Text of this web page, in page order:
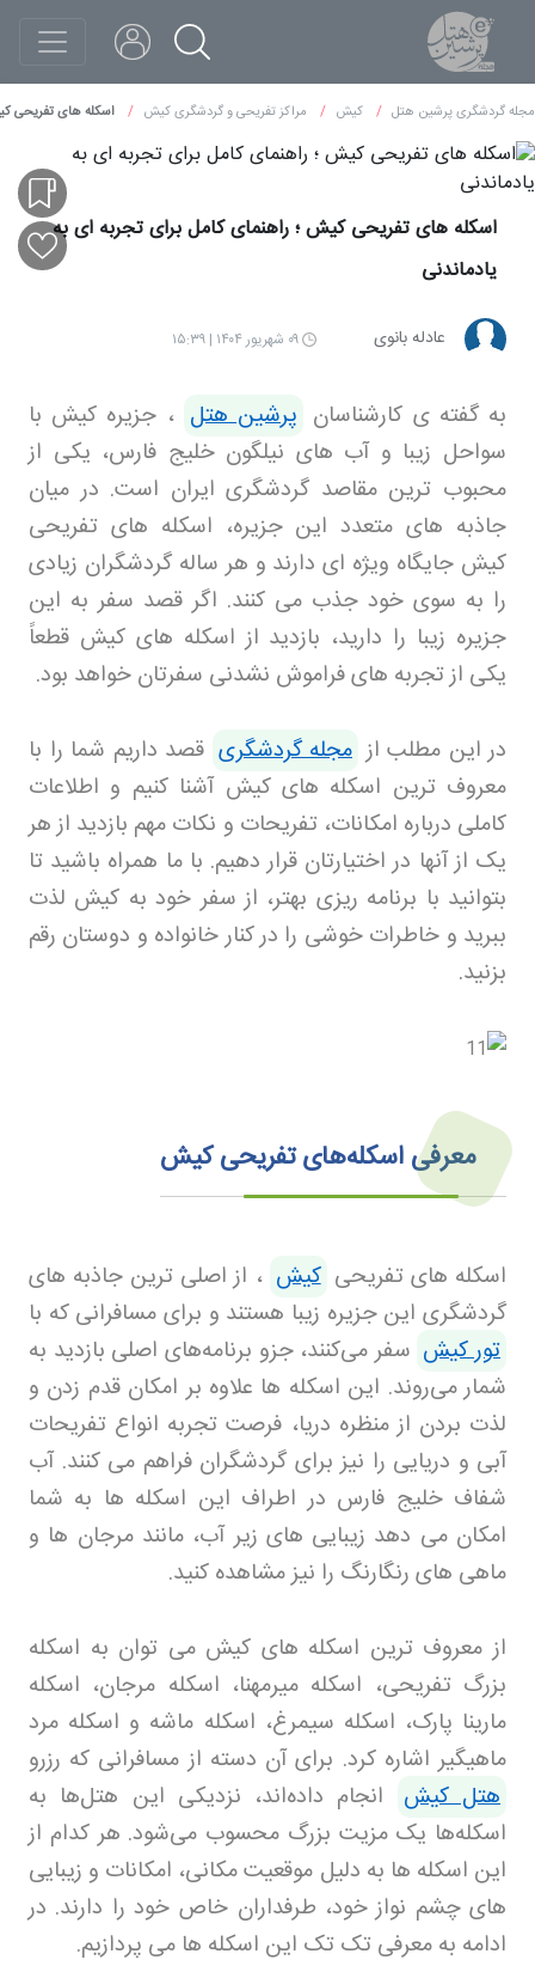
مجله گردشگری پرشین هتل کیش مراکز تفریحی و گردشگری کیش اسکله های تفریحی
اسکله های تفریحی کیش ؛ راهنمای کامل برای تجربه‌ ای به
یادماندنی
عادله بانوی ۰۹ شهریور ۱۴۰۴ | ۱۵:۳۹
به گفته ی کارشناسان پرشین هتل ، جزیره کیش با
سواحل زیبا و آب های نیلگون خلیج فارس، یکی از
محبوب ترین مقاصد گردشگری ایران است. در میان
جاذبه های متعدد این جزیره، اسکله های تفریحی
کیش جایگاه ویژه ای دارند و هر ساله گردشگران زیادی
را به سوی خود جذب می کنند. اگر قصد سفر به این
جزیره زیبا را دارید، بازدید از اسکله های کیش قطعاً
یکی از تجربه های فراموش نشدنی سفرتان خواهد بود.
در این مطلب از مجله گردشگری قصد داریم شما را با
معروف ترین اسکله های کیش آشنا کنیم و اطلاعات
کاملی درباره امکانات، تفریحات و نکات مهم بازدید از هر
یک از آنها در اختیارتان قرار دهیم. با ما همراه باشید تا
بتوانید با برنامه ریزی بهتر، از سفر خود به کیش لذت
ببرید و خاطرات خوشی را در کنار خانواده و دوستان رقم
بزنید.
معرفی اسکله‌های تفریحی کیش
اسکله های تفریحی کیش ، از اصلی ترین جاذبه های
گردشگری این جزیره زیبا هستند و برای مسافرانی که با
تور کیش سفر می‌کنند، جزو برنامه‌های اصلی بازدید به
شمار می‌روند. این اسکله ها علاوه بر امکان قدم زدن و
لذت بردن از منظره دریا، فرصت تجربه انواع تفریحات
آبی و دریایی را نیز برای گردشگران فراهم می کنند. آب
شفاف خلیج فارس در اطراف این اسکله ها به شما
امکان می دهد زیبایی های زیر آب، مانند مرجان ها و
ماهی های رنگارنگ را نیز مشاهده کنید.
از معروف ترین اسکله های کیش می توان به اسکله
بزرگ تفریحی، اسکله میرمهنا، اسکله مرجان، اسکله
مارینا پارک، اسکله سیمرغ، اسکله ماشه و اسکله مرد
ماهیگیر اشاره کرد. برای آن دسته از مسافرانی که رزرو
هتل کیش
انجام داده‌اند، نزدیکی این هتل‌ها به
اسکله‌ها یک مزیت بزرگ محسوب می‌شود. هر کدام از
این اسکله ها به دلیل موقعیت مکانی، امکانات و زیبایی
های چشم نواز خود، طرفداران خاص خود را دارند. در
ادامه به معرفی تک تک این اسکله ها می پردازیم.